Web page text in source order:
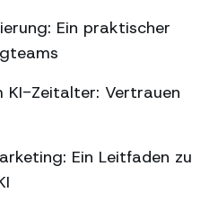
Ein praktischer
KI-Zeitalter: Vertrauen
Ein Leitfaden zu